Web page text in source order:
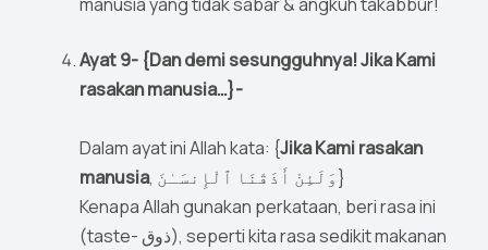
Ayat 9- {Dan demi sesungguhnya! Jika Kami
rasakan manusia…}-
Dalam ayat ini Allah kata: {Jika Kami rasakan
manusia
, وَلَئِنْ أَذَقْنَا ٱلْإِنسَـٰنَ}
Kenapa Allah gunakan perkataan, beri rasa ini
(taste- ذوق), seperti kita rasa sedikit makanan